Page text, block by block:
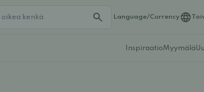
Language/Currency
InspiraatioMyymälä